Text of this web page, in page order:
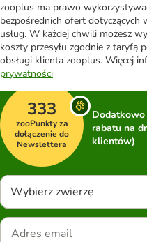
zooplus ma prawo
bezpośrednich ofert
usług. W każdej chwili możesz
koszty przesyłu zgodnie z taryfą
obsługi klienta zooplus. Więcej
prywatności
333
zooPunkty za
dołączenie do
Newslettera
rabatu na
klientów)
Wybierz zwierzę